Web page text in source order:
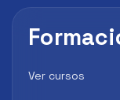
Ver cursos